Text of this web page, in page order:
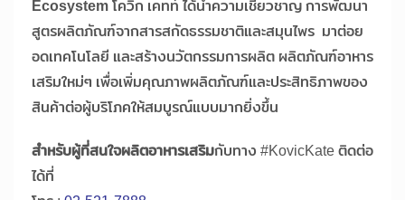
Ecosystemโควิก เคทท์ ได้นำความเชี่ยวชาญ การพัฒนา
สูตรผลิตภัณฑ์จากสารสกัดธรรมชาติและสมุนไพร มาต่อย
อดเทคโนโลยี และสร้างนวัตกรรมการผลิต ผลิตภัณฑ์อาหาร
เสริมใหม่ๆ เพื่อเพิ่มคุณภาพผลิตภัณฑ์และประสิทธิภาพของ
สินค้าต่อผู้บริโภคให้สมบูรณ์แบบมากยิ่งขึ้น
สำหรับผู้ที่สนใจผลิตอาหารเสริมกับทาง #KovicKate ติดต่อ
ได้ที่